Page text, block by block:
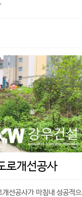
로개선공사
선공사가 마침내 성공적